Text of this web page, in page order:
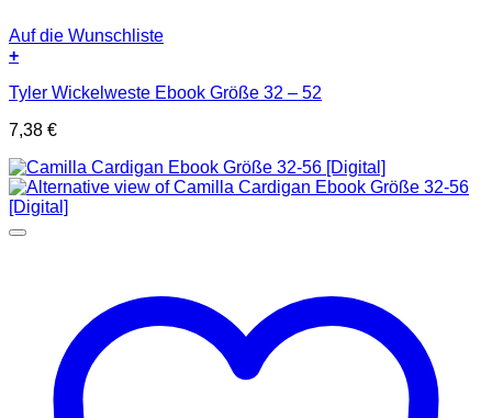
Auf die Wunschliste
+
Tyler Wickelweste Ebook Größe 32 – 52
7,38 €